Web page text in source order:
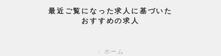
最近ご覧になった求人に基づいた
おすすめの求人
ホーム